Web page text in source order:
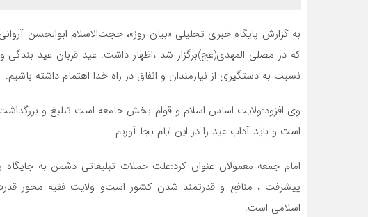
به گزارش پایگاه خبری تحلیلی «بیان روز»، حجت‌الاسلام ابوالحسن
که در مصلی المهدی(عج)برگزار شد ،اظهار داشت: عید قربان عید
نسبت‌ به‌ دستگیری از نیازمندان و انفاق در راه خدا اهتمام داشته باشیم.
وی افزود:ولایت اساس اسلام و قوام بخش جامعه است تبلیغ و
است و باید آداب عید را در این ایام بجا آوریم.
امام جمعه معمولان عنوان کرد:علت حملات تبلیغاتی دشمن به
پیشرفت ، منافع و قدرتمند شدن کشور است‌و ولایت فقیه محور
اسلامی است.